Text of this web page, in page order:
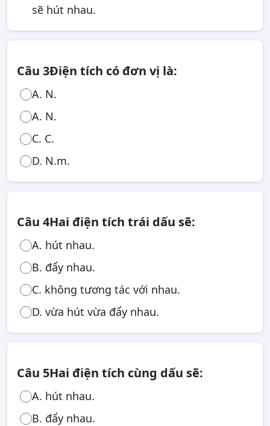
sẽ hút nhau.
Câu 3Điện tích có đơn vị là:
A. N.
A. N.
C. C.
D. N.m.
Câu 4Hai điện tích trái dấu sẽ:
A. hút nhau.
B. đẩy nhau.
C. không tương tác với nhau.
D. vừa hút vừa đẩy nhau.
Câu 5Hai điện tích cùng dấu sẽ:
A. hút nhau.
B. đẩy nhau.